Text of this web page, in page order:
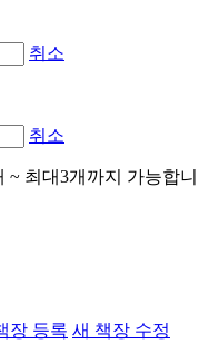
취소
취소
최대3개까지 가능합니
장 등록 새 책장 수정